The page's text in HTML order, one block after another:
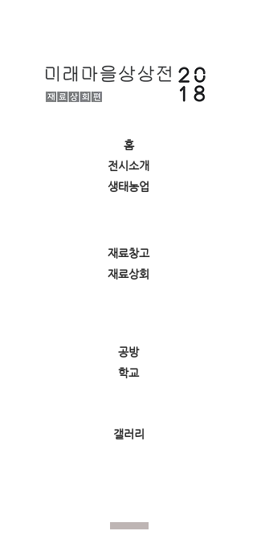
홈
전시소개
생태농업
재료창고
재료상회
공방
학교
갤러리